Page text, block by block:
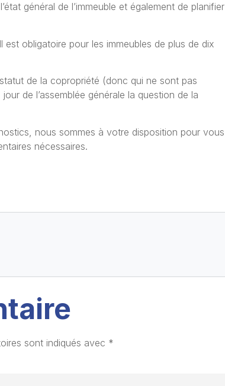
général de l’immeuble et également de planifier
obligatoire pour les immeubles de plus de dix
de la copropriété (donc qui ne sont pas
de l’assemblée générale la question de la
nous sommes à votre disposition pour vous
nécessaires.
sont indiqués avec *